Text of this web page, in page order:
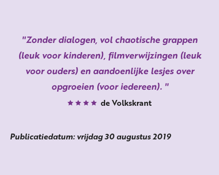
Zonder dialogen, vol chaotische grappen
(leuk voor kinderen), filmverwijzingen (leuk
voor ouders) en aandoenlijke lesjes over
opgroeien (voor iedereen).
de Volkskrant
Publicatiedatum: vrijdag 30 augustus 2019